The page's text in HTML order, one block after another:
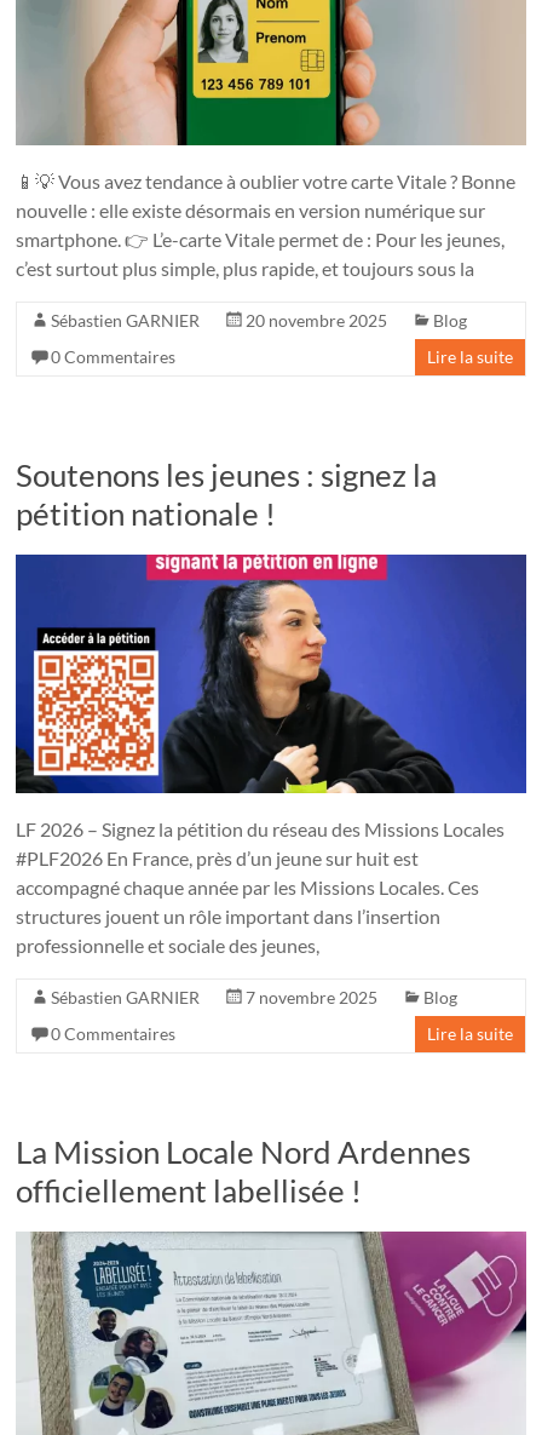
📱💡 Vous avez tendance à oublier votre carte Vitale ? Bonne
nouvelle : elle existe désormais en version numérique sur
smartphone. 👉 L’e-carte Vitale permet de : Pour les jeunes,
c’est surtout plus simple, plus rapide, et toujours sous la
Sébastien GARNIER 20 novembre 2025
Blog
0 Commentaires
Lire la suite
Soutenons les jeunes : signez la
pétition nationale !
LF 2026 – Signez la pétition du réseau des Missions Locales
#PLF2026 En France, près d’un jeune sur huit est
accompagné chaque année par les Missions Locales. Ces
structures jouent un rôle important dans l’insertion
professionnelle et sociale des jeunes,
Sébastien GARNIER 7 novembre 2025
Blog
0 Commentaires
Lire la suite
La Mission Locale Nord Ardennes
officiellement labellisée !